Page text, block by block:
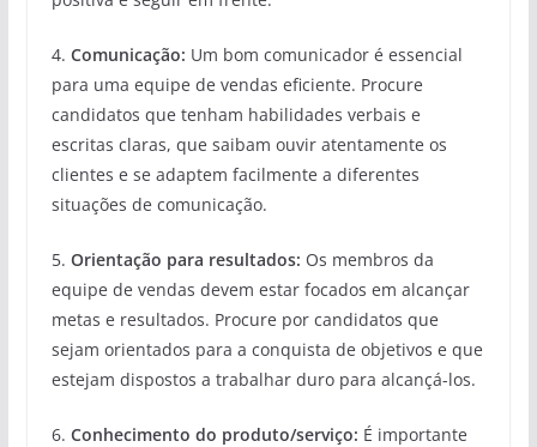
4. Comunicação: Um bom comunicador é essencial
para uma equipe de vendas eficiente. Procure
candidatos que tenham habilidades verbais e
escritas claras, que saibam ouvir atentamente os
clientes e se adaptem facilmente a diferentes
situações de comunicação.
5. Orientação para resultados: Os membros da
equipe de vendas devem estar focados em alcançar
metas e resultados. Procure por candidatos que
sejam orientados para a conquista de objetivos e que
estejam dispostos a trabalhar duro para alcançá-los.
6. Conhecimento do produto/serviço: É importante